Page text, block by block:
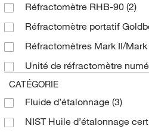
Réfractomètre RHB-90 (2)
Réfractomètre portatif
Réfractomètres Mark II/Mark
Unité de réfractomètre
CATÉGORIE
Fluide d’étalonnage (3)
NIST Huile d’étalonnage